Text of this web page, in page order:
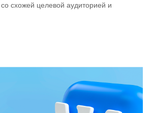
схожей целевой аудиторией и